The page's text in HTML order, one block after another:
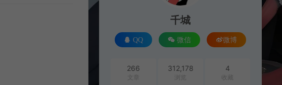
千城
QQ 微信 微博
266
文章
312,178
浏览
4
收藏